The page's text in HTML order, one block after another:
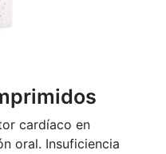
cardíaco en
oral. Insuficiencia